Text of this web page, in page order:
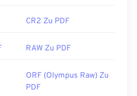
us/en/why-
CR2 Zu PDF
RAW Zu PDF
ORF (Olympus Raw) Zu
PDF